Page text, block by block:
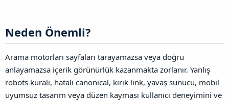
Neden Önemli?​
Arama motorları sayfaları tarayamazsa veya doğru
anlayamazsa içerik görünürlük kazanmakta zorlanır. Yanlış
robots kuralı, hatalı canonical, kırık link, yavaş sunucu, mobil
uyumsuz tasarım veya düzen kayması kullanıcı deneyimini ve